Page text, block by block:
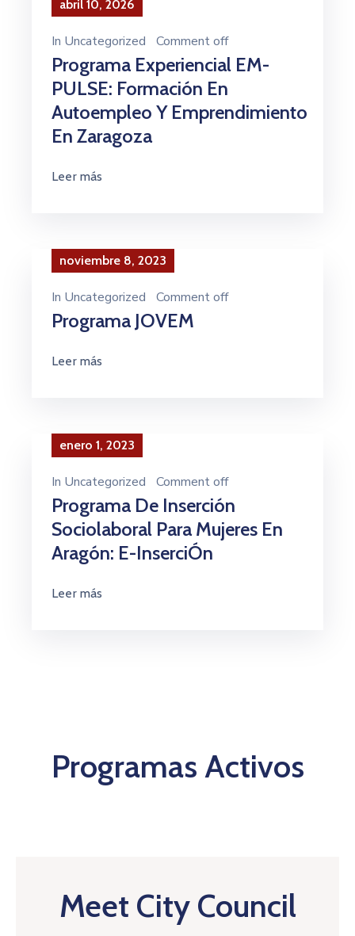
abril 10, 2026
In Uncategorized Comment off
Programa Experiencial EM-
PULSE: Formación En
Autoempleo Y Emprendimiento
En Zaragoza
Leer más
noviembre 8, 2023
In Uncategorized Comment off
Programa JOVEM
Leer más
enero 1, 2023
In Uncategorized Comment off
Programa De Inserción
Sociolaboral Para Mujeres En
Aragón: E-InserciÓn
Leer más
Programas Activos
Meet City Council